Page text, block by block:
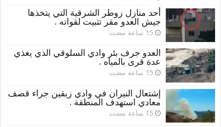
أحد منازل زوطر الشرقية التي يتخذها
جيش العدو مقر تثبيت لقواته .
العدو جرف بئر وادي السلوقي الذي يغذي
عدة قرى بالمياه .
إشتعال النيران في وادي زبقين جراء قصف
معادي استهدف المنطقة .